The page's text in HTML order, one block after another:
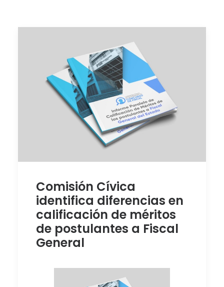
Comisión Cívica
identifica diferencias en
calificación de méritos
de postulantes a Fiscal
General